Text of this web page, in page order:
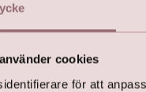
cookies
för att